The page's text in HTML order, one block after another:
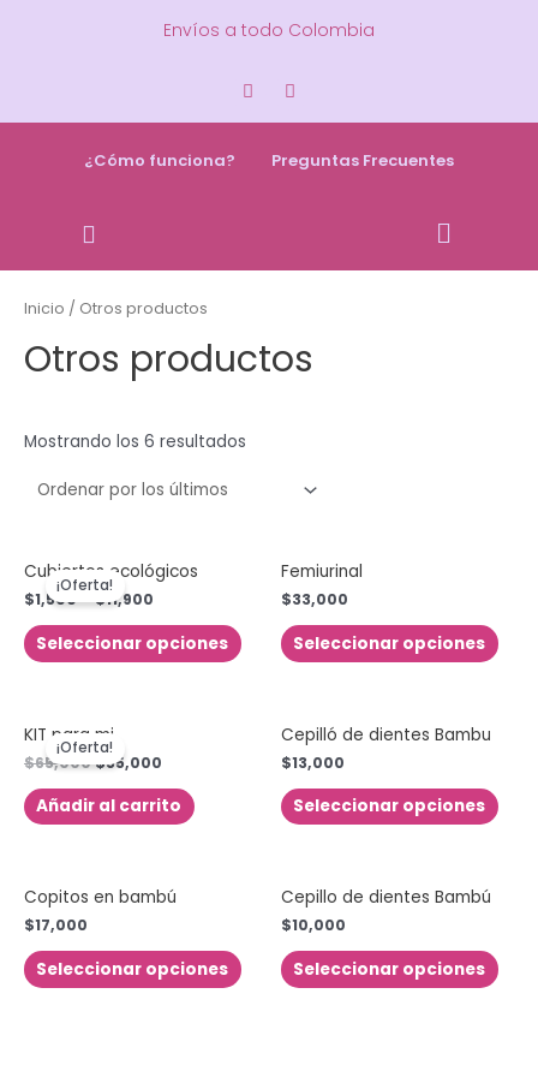
Envíos a todo Colombia
¿Cómo funciona? Preguntas Frecuentes
Inicio / Otros productos
Otros productos
Mostrando los 6 resultados
¡Oferta!
Cubiertos ecológicos
$1,500–$11,900
Seleccionar opciones
Femiurinal
$33,000
Seleccionar opciones
¡Oferta!
KIT para mi
$65,000$55,000
Añadir al carrito
Cepilló de dientes Bambu
$13,000
Seleccionar opciones
Copitos en bambú
$17,000
Seleccionar opciones
Cepillo de dientes Bambú
$10,000
Seleccionar opciones